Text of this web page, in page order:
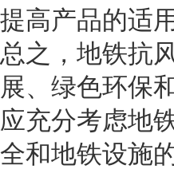
提高产品的适
总之，地铁抗
展、绿色环保
应充分考虑地
全和地铁设施